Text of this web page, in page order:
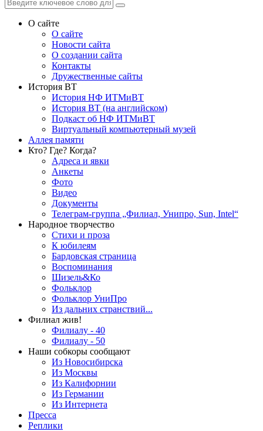
О сайте
О сайте
Новости сайта
О создании сайта
Контакты
Дружественные сайты
История ВТ
История НФ ИТМиВТ
История ВТ (на английском)
Подкаст об НФ ИТМиВТ
Виртуальный компьютерный музей
Аллея памяти
Кто? Где? Когда?
Адреса и явки
Анкеты
Фото
Видео
Документы
Телеграм-группа „Филиал, Унипро, Sun, Intel“
Народное творчество
Стихи и проза
К юбилеям
Бардовская страница
Воспоминания
Шизель&Ко
Фольклор
Фольклор УниПро
Из дальних странствий...
Филиал жив!
Филиалу - 40
Филиалу - 50
Наши собкоры сообщают
Из Новосибирска
Из Москвы
Из Калифорнии
Из Германии
Из Интернета
Пресса
Реплики